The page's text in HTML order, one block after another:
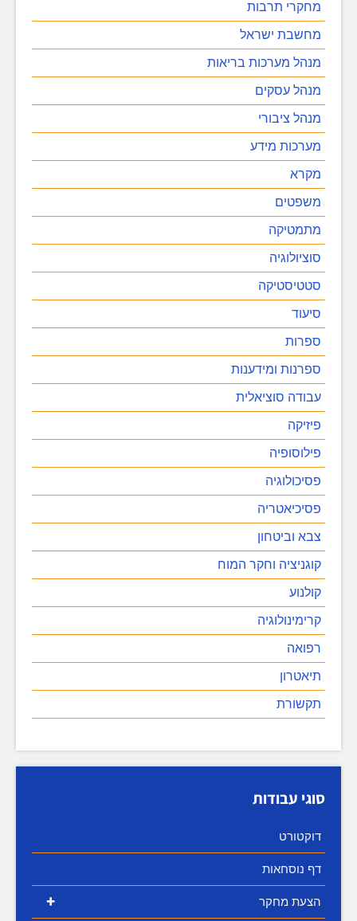
מחקרי תרבות
מחשבת ישראל
מנהל מערכות בריאות
מנהל עסקים
מנהל ציבורי
מערכות מידע
מקרא
משפטים
מתמטיקה
סוציולוגיה
סטטיסטיקה
סיעוד
ספרות
ספרנות ומידענות
עבודה סוציאלית
פיזיקה
פילוסופיה
פסיכולוגיה
פסיכיאטריה
צבא וביטחון
קוגניציה וחקר המוח
קולנוע
קרימינולוגיה
רפואה
תיאטרון
תקשורת
סוגי עבודות
דוקטורט
דף נוסחאות
+ הצעת מחקר